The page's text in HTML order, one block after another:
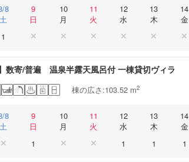
8
土
9
日
10
月
11
火
12
水
13
木
14
金
1
数寄/普遍 温泉半露天風呂付 一棟貸切ヴィラ
棟の広さ:103.52 m2
8
土
9
日
10
月
11
火
12
水
13
木
14
金
1
1 1 1